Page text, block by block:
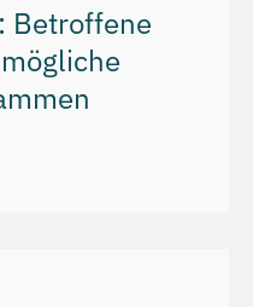
Betroffene